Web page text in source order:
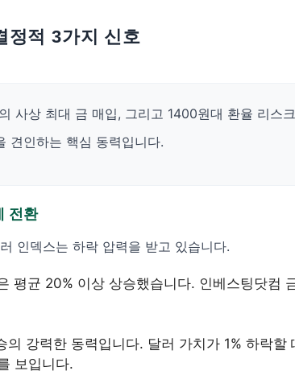
정적 3가지 신호
사상 최대 금 매입, 그리고 1400원대 환율 리스
견인하는 핵심 동력입니다.
전환
인덱스는 하락 압력을 받고 있습니다.
평균 20% 이상 상승했습니다. 인베스팅닷컴
강력한 동력입니다. 달러 가치가 1% 하락할
보입니다.